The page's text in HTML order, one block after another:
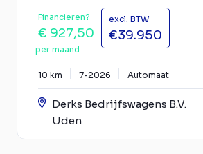
Financieren?
€ 927,50
per maand
excl. BTW
€39.950
10 km 7-2026 Automaat
Derks Bedrijfswagens B.V.
Uden